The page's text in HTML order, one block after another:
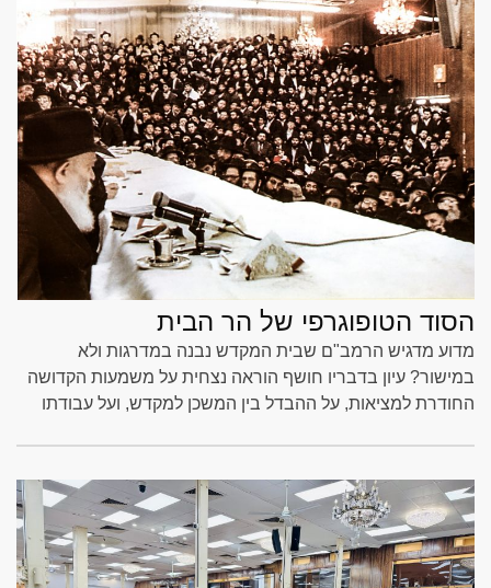
הסוד הטופוגרפי של הר הבית
מדוע מדגיש הרמב"ם שבית המקדש נבנה במדרגות ולא
במישור? עיון בדבריו חושף הוראה נצחית על משמעות הקדושה
החודרת למציאות, על ההבדל בין המשכן למקדש, ועל עבודתו